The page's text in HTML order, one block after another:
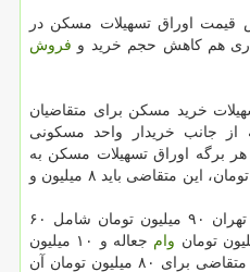
اوراق تسهیلات مسكن در
هم كاهش حجم خرید و فروش
خرید مسكن برای متقاضیان
تهران، باید ۱۶۰ برگه از جانب خریدار واحد مسكونی
برگه اوراق تسهیلات مسكن به
صورت میانگین هر برگه ۵۱ هزار تومان، این متقاضی باید ۸ میلیون و
سقف تسهیلات مسكن فردی در تهران ۹۰ میلیون تومان شامل ۶۰
وام
جعاله و ۱۰ میلیون
بدون سپرده است كه متقاضی برای ۸۰ میلیون تومان آن